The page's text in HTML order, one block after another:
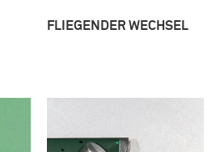
FLIEGENDER WECHSEL